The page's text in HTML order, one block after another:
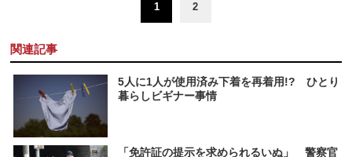
1 2
関連記事
5人に1人が使用済み下着を再着用!? ひとり
暮らしビギナー事情
「免許証の提示を求められるいぬ」 警察官